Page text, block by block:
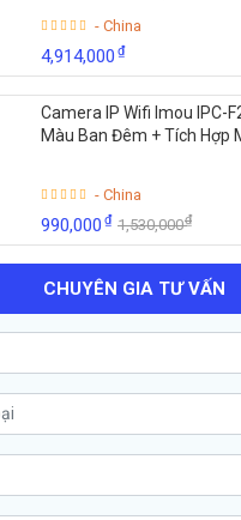
- China
4,914,000₫
Camera IP Wifi Imou IPC-
Màu Ban Đêm + Tích Hợp
- China
990,000₫ 1,530,000₫
CHUYÊN GIA TƯ VẤN